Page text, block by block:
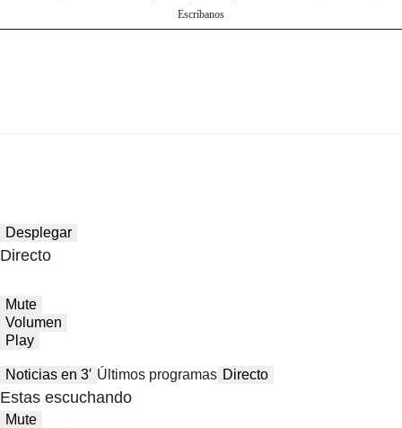
Escríbanos
Desplegar
Directo
Mute
Volumen
Play
Noticias en 3′ Últimos programas Directo
Estas escuchando
Mute